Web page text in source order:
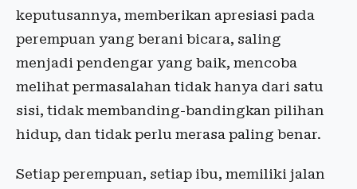
keputusannya, memberikan apresiasi pada
perempuan yang berani bicara, saling
menjadi pendengar yang baik, mencoba
melihat permasalahan tidak hanya dari satu
sisi, tidak membanding-bandingkan pilihan
hidup, dan tidak perlu merasa paling benar.
Setiap perempuan, setiap ibu, memiliki jalan